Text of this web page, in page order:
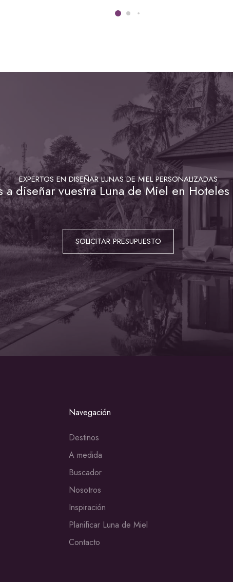
EXPERTOS EN DISEÑAR LUNAS DE MIEL PERSONALIZADAS
a diseñar vuestra Luna de Miel en
SOLICITAR PRESUPUESTO
Navegación
Destinos
A medida
Buscador
Nosotros
Inspiración
Planificar Luna de Miel
Contacto